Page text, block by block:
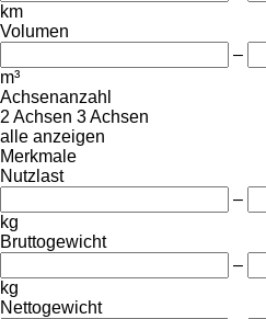
km
Volumen
–
m³
Achsenanzahl
2 Achsen 3 Achsen
alle anzeigen
Merkmale
Nutzlast
–
kg
Bruttogewicht
–
kg
Nettogewicht